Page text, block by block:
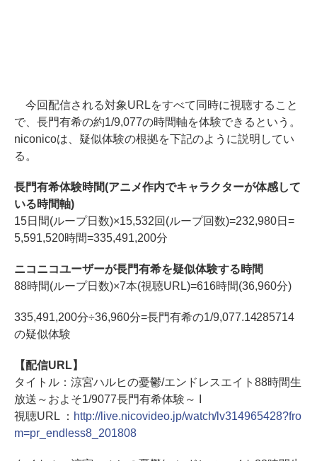
今回配信される対象URLをすべて同時に視聴すること
で、長門有希の約1/9,077の時間軸を体験できるという。
niconicoは、疑似体験の根拠を下記のように説明してい
る。
長門有希体験時間(アニメ作内でキャラクターが体感して
いる時間軸)
15日間(ループ日数)×15,532回(ループ回数)=232,980日=
5,591,520時間=335,491,200分
ニコニコユーザーが長門有希を疑似体験する時間
88時間(ループ日数)×7本(視聴URL)=616時間(36,960分)
335,491,200分÷36,960分=長門有希の1/9,077.14285714
の疑似体験
【配信URL】
タイトル：涼宮ハルヒの憂鬱/エンドレスエイト88時間生
放送～およそ1/9077長門有希体験～ I
視聴URL ： http://live.nicovideo.jp/watch/lv314965428?fro
m=pr_endless8_201808